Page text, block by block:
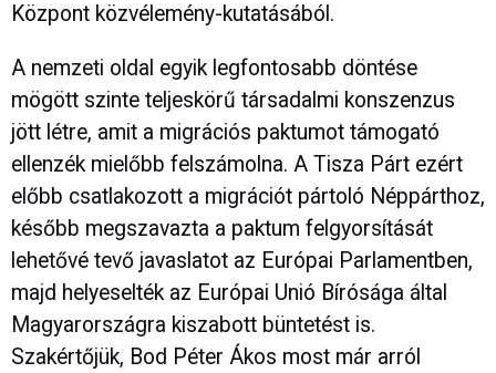
Központ közvélemény-kutatásából.
A nemzeti oldal egyik legfontosabb döntése
mögött szinte teljeskörű társadalmi konszenzus
jött létre, amit a migrációs paktumot támogató
ellenzék mielőbb felszámolna. A Tisza Párt ezért
előbb csatlakozott a migrációt pártoló Néppárthoz,
később megszavazta a paktum felgyorsítását
lehetővé tevő javaslatot az Európai Parlamentben,
majd helyeselték az Európai Unió Bírósága által
Magyarországra kiszabott büntetést is.
Szakértőjük, Bod Péter Ákos most már arról